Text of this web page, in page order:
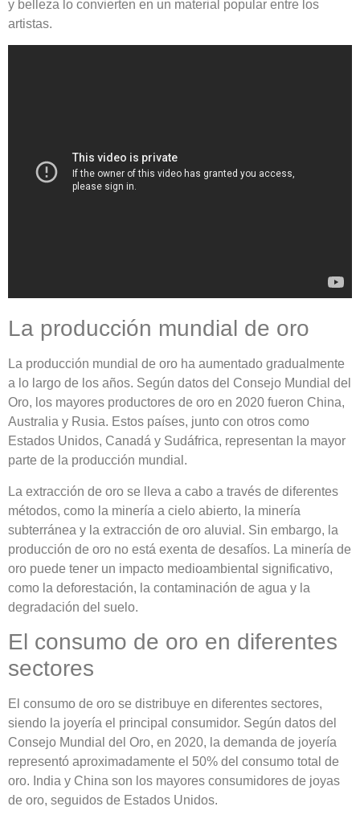
y belleza lo convierten en un material popular entre los
artistas.
La producción mundial de oro
La producción mundial de oro ha aumentado gradualmente
a lo largo de los años. Según datos del Consejo Mundial del
Oro, los mayores productores de oro en 2020 fueron China,
Australia y Rusia. Estos países, junto con otros como
Estados Unidos, Canadá y Sudáfrica, representan la mayor
parte de la producción mundial.
La extracción de oro se lleva a cabo a través de diferentes
métodos, como la minería a cielo abierto, la minería
subterránea y la extracción de oro aluvial. Sin embargo, la
producción de oro no está exenta de desafíos. La minería de
oro puede tener un impacto medioambiental significativo,
como la deforestación, la contaminación de agua y la
degradación del suelo.
El consumo de oro en diferentes
sectores
El consumo de oro se distribuye en diferentes sectores,
siendo la joyería el principal consumidor. Según datos del
Consejo Mundial del Oro, en 2020, la demanda de joyería
representó aproximadamente el 50% del consumo total de
oro. India y China son los mayores consumidores de joyas
de oro, seguidos de Estados Unidos.